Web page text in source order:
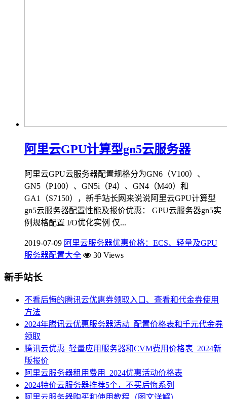
阿里云GPU计算型gn5云服务器
阿里云GPU云服务器配置规格分为GN6（V100）、
GN5（P100）、GN5i（P4）、GN4（M40）和
GA1（S7150），新手站长网来说说阿里云GPU计算型
gn5云服务器配置性能及报价优惠： GPU云服务器gn5实
例规格配置 I/O优化实例 仅...
2019-07-09 阿里云服务器优惠价格：ECS、轻量及GPU
服务器配置大全
30 Views
新手站长
不看后悔的腾讯云优惠券领取入口、查看和代金券使用
方法
2024年腾讯云优惠服务器活动_配置价格表和千元代金券
领取
腾讯云优惠_轻量应用服务器和CVM费用价格表_2024新
版报价
阿里云服务器租用费用_2024优惠活动价格表
2024特价云服务器推荐5个，不买后悔系列
阿里云服务器购买和使用教程（图文详解）